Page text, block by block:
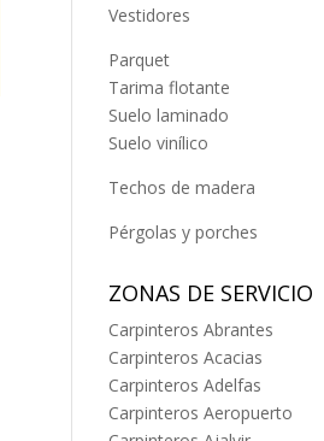
Vestidores
Parquet
Tarima flotante
Suelo laminado
Suelo vinílico
Techos de madera
Pérgolas y porches
ZONAS DE SERVICIO
Carpinteros Abrantes
Carpinteros Acacias
Carpinteros Adelfas
Carpinteros Aeropuerto